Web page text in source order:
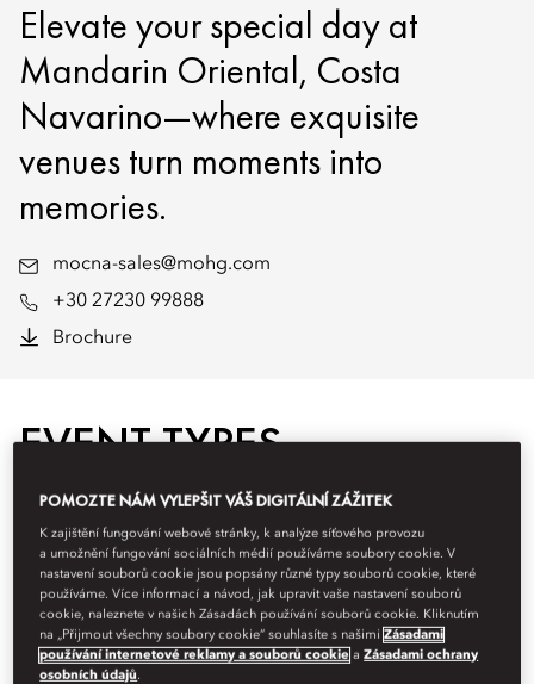
Elevate your special day at
Mandarin Oriental, Costa
Navarino—where exquisite
venues turn moments into
memories.
mocna-sales@mohg.com
+30 27230 99888
Brochure
EVENT TYPES
POMOZTE NÁM VYLEPŠIT VÁŠ DIGITÁLNÍ ZÁŽITEK
K zajištění fungování webové stránky, k analýze síťového provozu
a umožnění fungování sociálních médií používáme soubory cookie. V
nastavení souborů cookie jsou popsány různé typy souborů cookie, které
používáme. Více informací a návod, jak upravit vaše nastavení souborů
cookie, naleznete v našich Zásadách používání souborů cookie. Kliknutím
na „Přijmout všechny soubory cookie“ souhlasíte s našimiZásadami
používání internetové reklamy a souborů cookie aZásadami ochrany
osobních údajů.